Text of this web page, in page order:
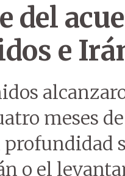
del
e
meses
o el